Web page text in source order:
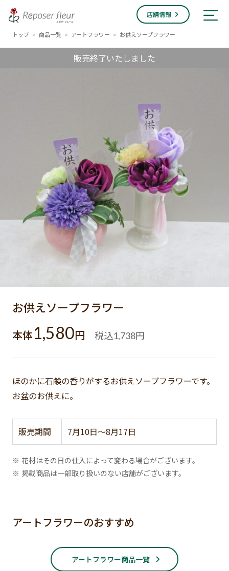
店舗情報
トップ > 商品一覧 > アートフラワー > お供えソープフラワー
販売終了いたしました
お供えソープフラワー
本体1,580円 税込1,738円
ほのかに石鹸の香りがするお供えソープフラワーです。
お盆のお供えに。
販売期間 7月10日～8月17日
※ 花材はその日の仕入によって変わる場合がございます。
※ 掲載商品は一部取り扱いのない店舗がございます。
アートフラワーのおすすめ
アートフラワー商品一覧